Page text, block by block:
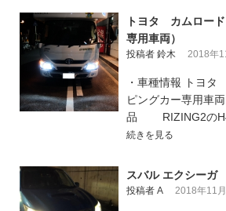
トヨタ カムロー
専用車両）
投稿者 鈴木 2018年
・車種情報 トヨ
ピングカー専用車
品 RIZING2のH4
続きを見る
スバル エクシーガ
投稿者 A 2018年11